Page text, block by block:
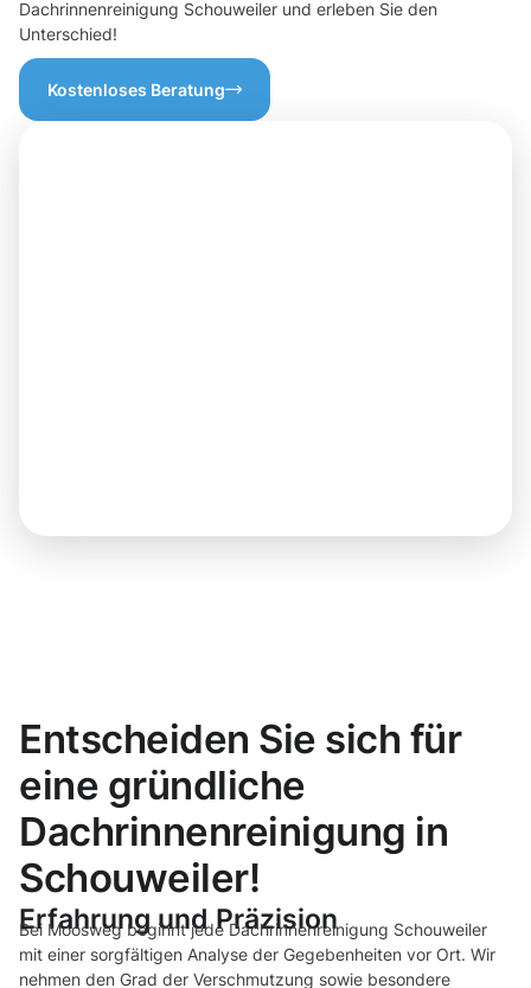
Dachrinnenreinigung Schouweiler und erleben Sie den
Unterschied!
Kostenloses Beratung
Entscheiden Sie sich für
eine gründliche
Dachrinnenreinigung in
Schouweiler!
Erfahrung und Präzision
Bei Moosweg beginnt jede Dachrinnenreinigung Schouweiler
mit einer sorgfältigen Analyse der Gegebenheiten vor Ort. Wir
nehmen den Grad der Verschmutzung sowie besondere